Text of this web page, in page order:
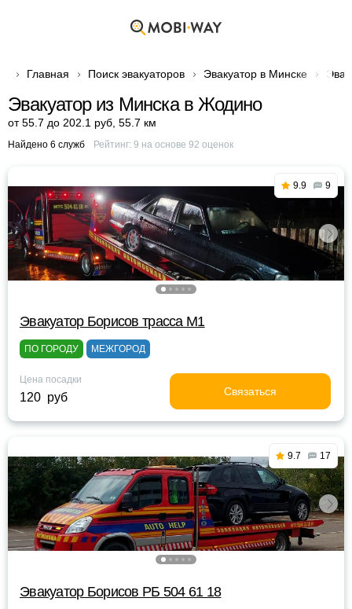
Главная Поиск эвакуаторов Эвакуатор в Минске
Эвакуатор из Минска в Жодино
от 55.7 до 202.1 руб 55.7 км
Найдено 6 служб Рейтинг: 9 на основе 92 оценок
9.9 9
Эвакуатор Борисов трасса М1
ПО ГОРОДУ МЕЖГОРОД
Цена посадки
120 руб Связаться
9.7 17
Эвакуатор Борисов РБ 504 61 18